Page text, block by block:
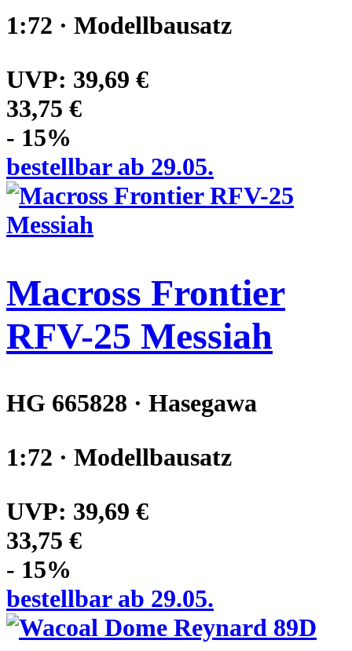
1:72 · Modellbausatz
UVP: 39,69 €
33,75 €
- 15%
bestellbar ab 29.05.
Macross Frontier
RFV-25 Messiah
HG 665828 · Hasegawa
1:72 · Modellbausatz
UVP: 39,69 €
33,75 €
- 15%
bestellbar ab 29.05.